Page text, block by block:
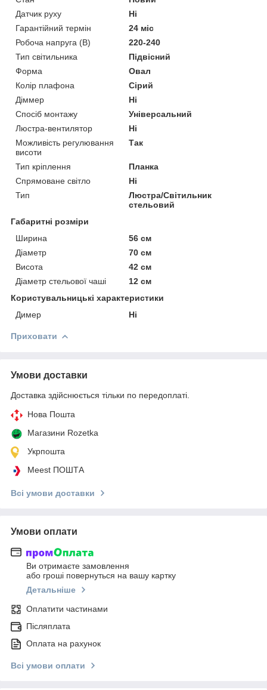
Датчик руху
Ні
Гарантійний термін
24 міс
Робоча напруга (В)
220-240
Тип світильника
Підвісний
Форма
Овал
Колір плафона
Сірий
Діммер
Ні
Спосіб монтажу
Універсальний
Люстра-вентилятор
Ні
Можливість регулювання
висоти
Так
Тип кріплення
Планка
Спрямоване світло
Ні
Тип
Люстра/Світильник
стельовий
Габаритні розміри
Ширина
56 см
Діаметр
70 см
Висота
42 см
Діаметр стельової чаші
12 см
Користувальницькі характеристики
Димер
Ні
Приховати
Умови доставки
Доставка здійснюється тільки по передоплаті.
Нова Пошта
Магазини Rozetka
Укрпошта
Meest ПОШТА
Всі умови доставки
Умови оплати
Ви отримаєте замовлення
або гроші повернуться на вашу картку
Детальніше
Оплатити частинами
Післяплата
Оплата на рахунок
Всі умови оплати